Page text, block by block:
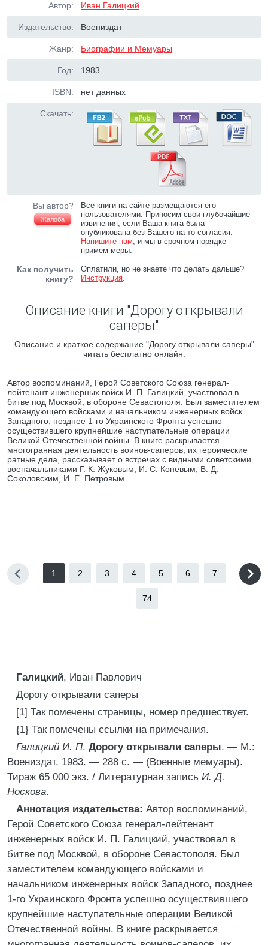
Автор: Иван Галицкий
Издательство: Воениздат
Жанр: Биографии и Мемуары
Год: 1983
ISBN: нет данных
Скачать:
Вы автор?
Жалоба
Все книги на сайте размещаются его
пользователями. Приносим свои глубочайшие
извинения, если Ваша книга была
опубликована без Вашего на то согласия.
Напишите нам, и мы в срочном порядке
примем меры.
Как получить
книгу?
Оплатили, но не знаете что делать дальше?
Инструкция.
Описание книги "Дорогу открывали
саперы"
Описание и краткое содержание "Дорогу открывали саперы"
читать бесплатно онлайн.
Автор воспоминаний, Герой Советского Союза генерал-
лейтенант инженерных войск И. П. Галицкий, участвовал в
битве под Москвой, в обороне Севастополя. Был заместителем
командующего войсками и начальником инженерных войск
Западного, позднее 1-го Украинского Фронта успешно
осуществившего крупнейшие наступательные операции
Великой Отечественной войны. В книге раскрывается
многогранная деятельность воинов-саперов, их героические
ратные дела, рассказывает о встречах с видными советскими
военачальниками Г. К. Жуковым, И. С. Коневым, В. Д.
Соколовским, И. Е. Петровым.
1 2 3 4 5 6 7
74
Галицкий, Иван Павлович
Дорогу открывали саперы
[1] Так помечены страницы, номер предшествует.
{1} Так помечены ссылки на примечания.
Галицкий И. П. Дорогу открывали саперы. — М.:
Воениздат, 1983. — 288 с. — (Военные мемуары).
Тираж 65 000 экз. / Литературная запись И. Д.
Носкова.
Аннотация издательства: Автор воспоминаний,
Герой Советского Союза генерал-лейтенант
инженерных войск И. П. Галицкий, участвовал в
битве под Москвой, в обороне Севастополя. Был
заместителем командующего войсками и
начальником инженерных войск Западного, позднее
1-го Украинского Фронта успешно осуществившего
крупнейшие наступательные операции Великой
Отечественной войны. В книге раскрывается